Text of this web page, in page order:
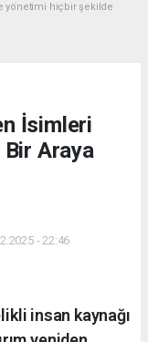
yönetimi hiçbir şekilde
İsimleri
Araya
- 22:46
insan kaynağı